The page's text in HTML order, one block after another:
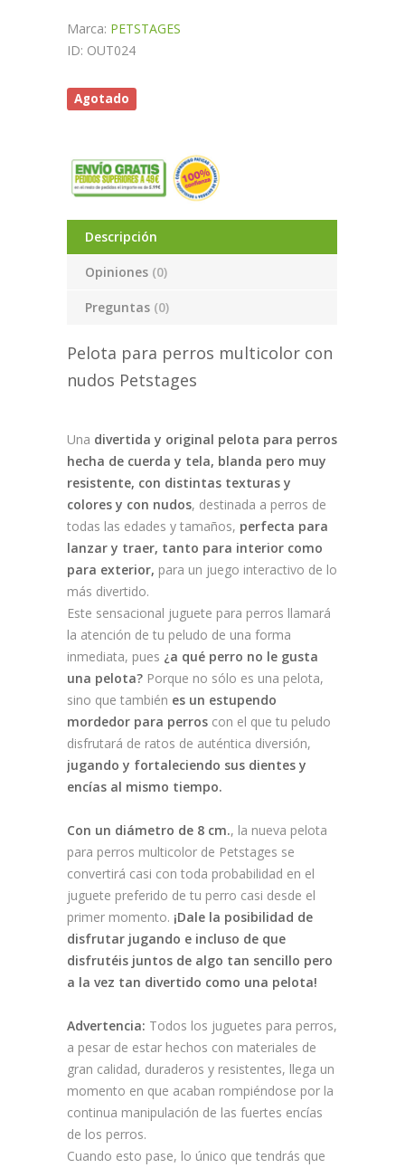
Marca: PETSTAGES
ID: OUT024
Agotado
Descripción
Opiniones (0)
Preguntas (0)
Pelota para perros multicolor con
nudos Petstages
Una divertida y original pelota para perros
hecha de cuerda y tela, blanda pero muy
resistente, con distintas texturas y
colores y con nudos, destinada a perros de
todas las edades y tamaños, perfecta para
lanzar y traer, tanto para interior como
para exterior, para un juego interactivo de lo
más divertido.
Este sensacional juguete para perros llamará
la atención de tu peludo de una forma
inmediata, pues ¿a qué perro no le gusta
una pelota? Porque no sólo es una pelota,
sino que también es un estupendo
mordedor para perros con el que tu peludo
disfrutará de ratos de auténtica diversión,
jugando y fortaleciendo sus dientes y
encías al mismo tiempo.
Con un diámetro de 8 cm., la nueva pelota
para perros multicolor de Petstages se
convertirá casi con toda probabilidad en el
juguete preferido de tu perro casi desde el
primer momento. ¡Dale la posibilidad de
disfrutar jugando e incluso de que
disfrutéis juntos de algo tan sencillo pero
a la vez tan divertido como una pelota!
Advertencia: Todos los juguetes para perros,
a pesar de estar hechos con materiales de
gran calidad, duraderos y resistentes, llega un
momento en que acaban rompiéndose por la
continua manipulación de las fuertes encías
de los perros.
Cuando esto pase, lo único que tendrás que